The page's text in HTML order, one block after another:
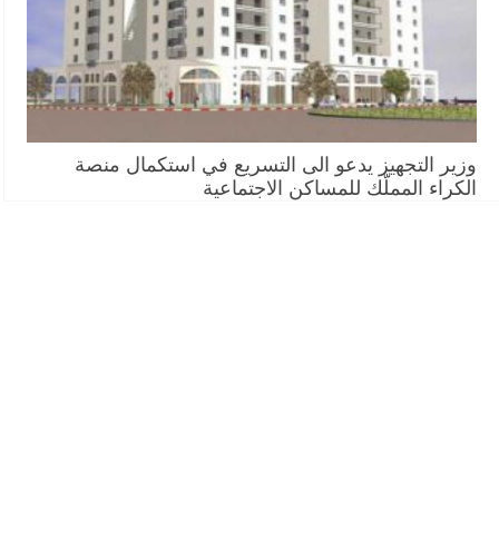
وزير التجهيز يدعو الى التسريع في استكمال منصة
الكراء المملّك للمساكن الاجتماعية